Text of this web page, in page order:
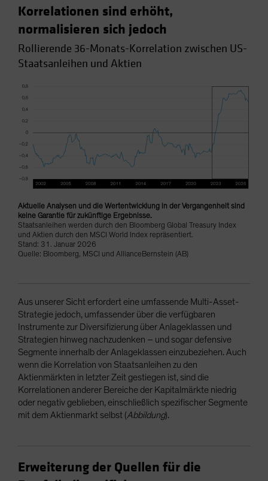
Korrelationen sind erhöht,
normalisieren sich jedoch
Rollierende 36-Monats-Korrelation zwischen US-
Staatsanleihen und Aktien
Aktuelle Analysen und die Wertentwicklung in der Vergangenheit sind
keine Garantie für zukünftige Ergebnisse.
Staatsanleihen werden durch den Bloomberg Global Treasury Index
und Aktien durch den MSCI World Index repräsentiert.
Stand: 31. Januar 2026
Quelle: Bloomberg, MSCI und AllianceBernstein (AB)
Aus unserer Sicht erfordert eine umfassende Multi-Asset-
Strategie jedoch, umfassender über die verfügbaren
Instrumente zur Diversifizierung über Anlageklassen und
Strategien hinweg nachzudenken – und sogar defensive
Segmente innerhalb der Anlageklassen einzubeziehen. Auch
wenn die Korrelation von Staatsanleihen zu den
Aktienmärkten in letzter Zeit gestiegen ist, sind die
Korrelationen anderer Bereiche der Kapitalmärkte niedrig
oder negativ geblieben, einschließlich spezifischer Segmente
mit dem Aktienmarkt selbst (Abbildung).
Erweiterung der Quellen für die